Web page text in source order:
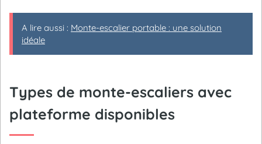
A lire aussi : Monte-escalier portable : une solution
idéale
Types de monte-escaliers avec
plateforme disponibles